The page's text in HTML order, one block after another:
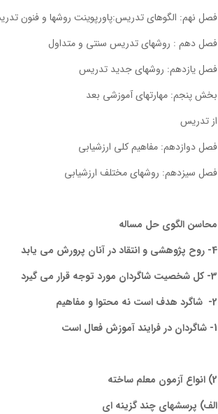
فصل نهم: الگوهای تدریس:پاورپوینت روشها و فنون
فصل دهم : روشهای تدریس سنتی و متداول
فصل یازدهم: روشهای جدید تدریس
بخش پنجم: مهارتهای آموزشی بعد
از تدریس
فصل دوازدهم: مفاهیم کلی ارزشیابی
فصل سیزدهم: روشهای مختلف ارزشیابی
محاسن الگوی حل مساله
4- روح پژوهشی و انتقاد در آنان پرورش می یابد
3- کل شخصیت شاگردان مورد توجه قرار می گیرد
2- شاگرد هدف است نه محتوا و مفاهیم
1- شاگردان در فرایند آموزش فعال است
2) انواع آزمون معلم ساخته
الف) پرسشهای چند گزینه ای